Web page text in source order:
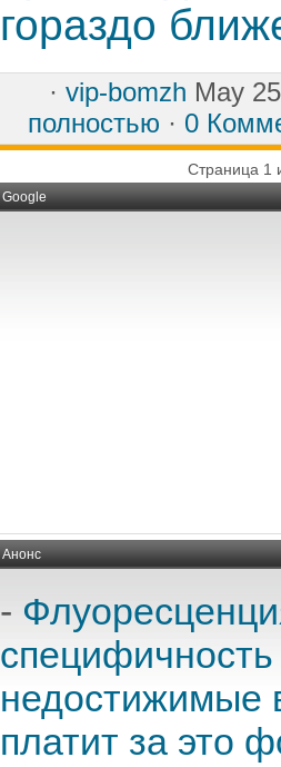
гораздо
· vip-bomzh May
полностью · 0
Страница 1
Google
Анонс
-
специфичность
недостижимые
платит за это